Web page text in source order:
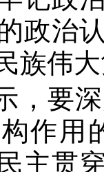
政治
族伟
，要
作用
主贯